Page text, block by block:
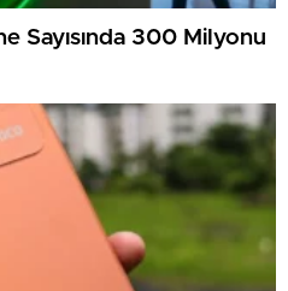
Sayısında 300 Milyonu